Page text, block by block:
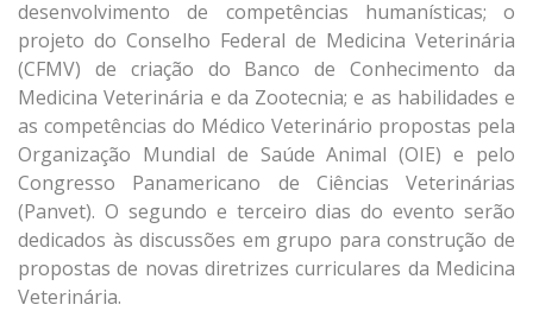
desenvolvimento de competências humanísticas; o
projeto do Conselho Federal de Medicina Veterinária
(CFMV) de criação do Banco de Conhecimento da
Medicina Veterinária e da Zootecnia; e as habilidades e
as competências do Médico Veterinário propostas pela
Organização Mundial de Saúde Animal (OIE) e pelo
Congresso Panamericano de Ciências Veterinárias
(Panvet). O segundo e terceiro dias do evento serão
dedicados às discussões em grupo para construção de
propostas de novas diretrizes curriculares da Medicina
Veterinária.